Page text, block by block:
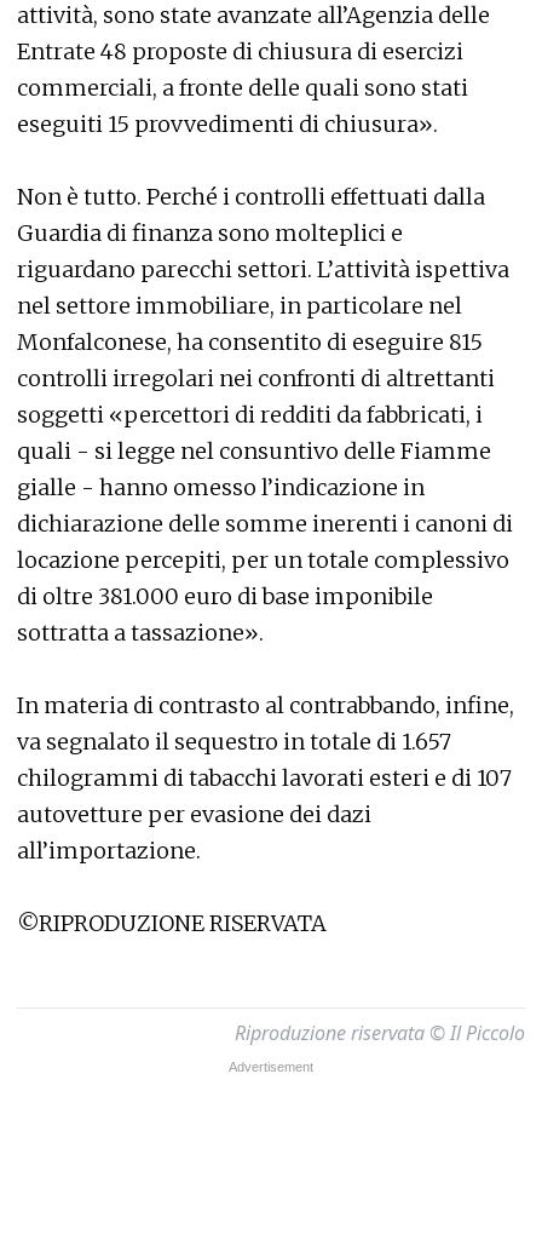
attività, sono state avanzate all’Agenzia delle
Entrate 48 proposte di chiusura di esercizi
commerciali, a fronte delle quali sono stati
eseguiti 15 provvedimenti di chiusura».
Non è tutto. Perché i controlli effettuati dalla
Guardia di finanza sono molteplici e
riguardano parecchi settori. L’attività ispettiva
nel settore immobiliare, in particolare nel
Monfalconese, ha consentito di eseguire 815
controlli irregolari nei confronti di altrettanti
soggetti «percettori di redditi da fabbricati, i
quali - si legge nel consuntivo delle Fiamme
gialle - hanno omesso l’indicazione in
dichiarazione delle somme inerenti i canoni di
locazione percepiti, per un totale complessivo
di oltre 381.000 euro di base imponibile
sottratta a tassazione».
In materia di contrasto al contrabbando, infine,
va segnalato il sequestro in totale di 1.657
chilogrammi di tabacchi lavorati esteri e di 107
autovetture per evasione dei dazi
all’importazione.
©RIPRODUZIONE RISERVATA
Riproduzione riservata © Il Piccolo